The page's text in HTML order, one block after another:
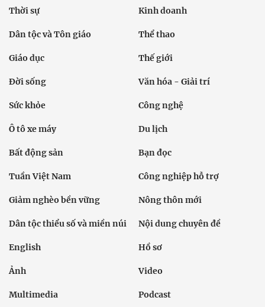
Thời sự Kinh doanh
Dân tộc và Tôn giáo Thể thao
Giáo dục Thế giới
Đời sống Văn hóa - Giải trí
Sức khỏe Công nghệ
Ô tô xe máy Du lịch
Bất động sản Bạn đọc
Tuần Việt Nam Công nghiệp hỗ trợ
Giảm nghèo bền vững Nông thôn mới
Dân tộc thiểu số và miền núi Nội dung chuyên đề
English Hồ sơ
Ảnh Video
Multimedia Podcast